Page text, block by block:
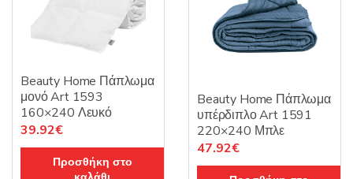
Beauty Home Πάπλωμα
μονό Art 1593
160×240 Λευκό
Original
price
39.92€Η
τρέχουσα
τιμή
Προσθήκη στο
Beauty Home Πάπλωμα
υπέρδιπλο Art 1591
220×240 Μπλε
Original
price
47.92€Η
τρέχουσα